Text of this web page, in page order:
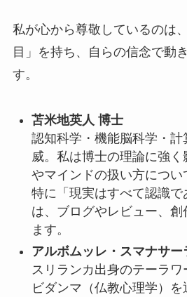
私が心から尊敬しているのは
目」を持ち、自らの信念で動
す。
苫米地英人 博士
認知科学・機能脳科学・
威。私は博士の理論に強
やマインドの扱い方につい
特に「現実はすべて認識で
は、ブログやレビュー、創
ます。
アルボムッレ・スマナサー
スリランカ出身のテーラ
ビダンマ（仏教心理学）を